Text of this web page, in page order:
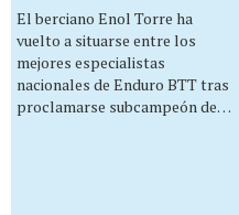
El berciano Enol Torre ha
vuelto a situarse entre los
mejores especialistas
nacionales de Enduro BTT tras
proclamarse subcampeón de…